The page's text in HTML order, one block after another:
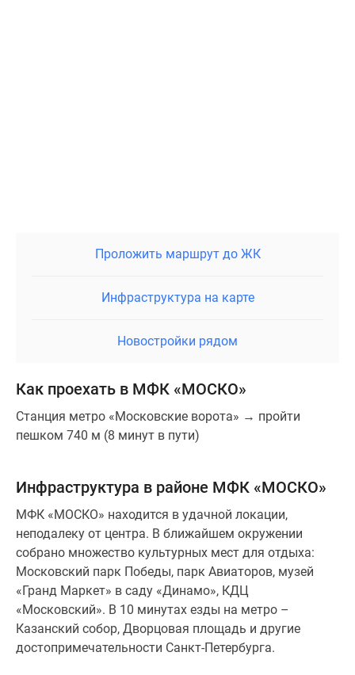
Проложить маршрут до ЖК
Инфраструктура на карте
Новостройки рядом
Как проехать в МФК «МОСКО»
Станция метро «Московские ворота» → пройти
пешком 740 м (8 минут в пути)
Инфраструктура в районе МФК «МОСКО»
МФК «МОСКО» находится в удачной локации,
неподалеку от центра. В ближайшем окружении
собрано множество культурных мест для отдыха:
Московский парк Победы, парк Авиаторов, музей
«Гранд Маркет» в саду «Динамо», КДЦ
«Московский». В 10 минутах езды на метро –
Казанский собор, Дворцовая площадь и другие
достопримечательности Санкт-Петербурга.